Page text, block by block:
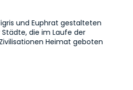
und Euphrat gestalteten
die im Laufe der
Heimat geboten